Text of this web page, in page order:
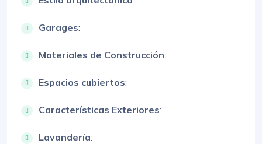
Garages:
Materiales de Construcción:
Espacios cubiertos:
Características Exteriores:
Lavandería: